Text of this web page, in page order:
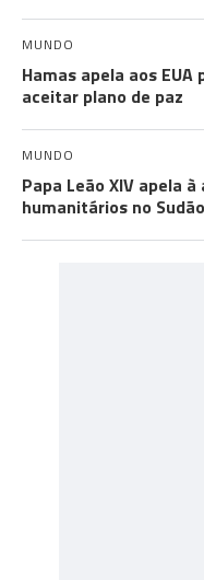
MUNDO
Hamas apela aos
aceitar plano de paz
MUNDO
Papa Leão XIV apela
humanitários no Sudão